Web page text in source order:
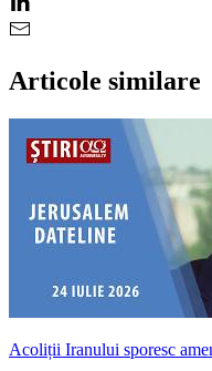
Articole similare
Acoliții Iranului sporesc